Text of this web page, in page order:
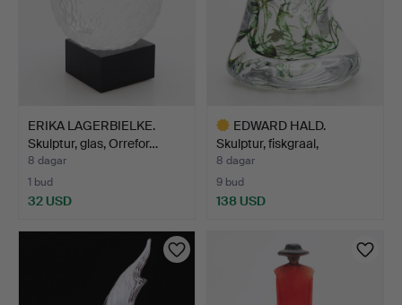
ERIKA LAGERBIELKE.
Skulptur, glas, Orrefor…
8 dagar
1 bud
32 USD
EDWARD HALD.
Skulptur, fiskgraal,
Orrefors…
8 dagar
9 bud
138 USD